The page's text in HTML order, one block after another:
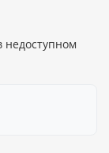
недоступном